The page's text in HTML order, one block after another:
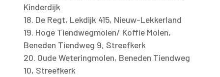
Kinderdijk
18. De Regt, Lekdijk 415, Nieuw-Lekkerland
19. Hoge Tiendwegmolen/ Koffie Molen,
Beneden Tiendweg 9, Streefkerk
20. Oude Weteringmolen, Beneden Tiendweg
10, Streefkerk